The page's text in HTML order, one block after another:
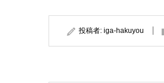
投稿者: iga-hakuyou